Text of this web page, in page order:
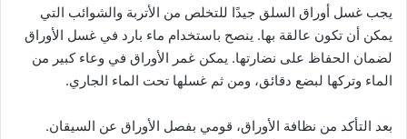
يجب غسل أوراق السلق جيدًا للتخلص من الأتربة والشوائب التي
يمكن أن تكون عالقة بها. ينصح باستخدام ماء بارد في غسل الأوراق
لضمان الحفاظ على نضارتها. يمكن غمر الأوراق في وعاء كبير من
الماء وتركها لبضع دقائق، ومن ثم غسلها تحت الماء الجاري.
بعد التأكد من نظافة الأوراق، قومي بفصل الأوراق عن السيقان.